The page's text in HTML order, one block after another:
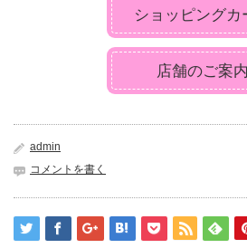
ショッピングカ
店舗のご案内
admin
コメントを書く